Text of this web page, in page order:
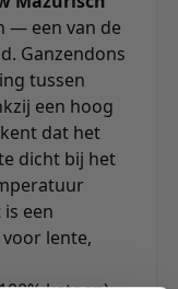
— een van de
Ganzendons
tussen
een hoog
dat het
dicht bij het
een
lente,